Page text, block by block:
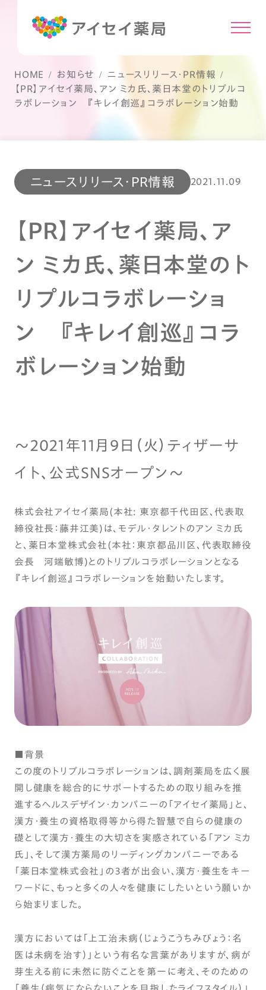
HOME お知らせ
ニュースリリース・PR情報
【PR】アイセイ薬局、アン ミカ氏、薬日本堂のトリプルコ
ラボレーション 『キレイ創巡』コラボレーション始動
ニュースリリース・PR情報 2021.11.09
【PR】アイセイ薬局、ア
ン ミカ氏、薬日本堂のト
リプルコラボレーショ
ン 『キレイ創巡』コラ
ボレーション始動
～2021年11月9日（火）ティザーサ
イト、公式SNSオープン～
株式会社アイセイ薬局(本社: 東京都千代田区、代表取
締役社長：藤井江美)は、モデル・タレントのアン ミカ氏
と、薬日本堂株式会社(本社：東京都品川区、代表取締役
会長 河端敏博)とのトリプルコラボレーションとなる
『キレイ創巡』コラボレーションを始動いたします。
■背景
この度のトリプルコラボレーションは、調剤薬局を広く展
開し健康を総合的にサポートするための取り組みを推
進するヘルスデザイン・カンパニーの「アイセイ薬局」と、
漢方・養生の資格取得等から得た智慧で自らの健康の
礎として漢方・養生の大切さを実感されている「アン ミカ
氏」、そして漢方薬局のリーディングカンパニーである
「薬日本堂株式会社」の３者が出会い、漢方・養生をキー
ワードに、もっと多くの人々を健康にしたいという願いか
ら始まりました。
漢方においては「上工治未病（じょうこうちみびょう：名
医は未病を治す）」という有名な言葉がありますが、病が
芽生える前に未然に防ぐことを第一に考え、そのための